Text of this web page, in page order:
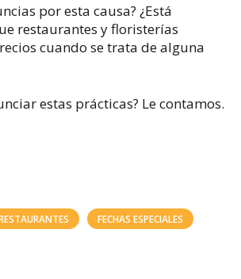
por esta causa? ¿Está
restaurantes y floristerías
cuando se trata de alguna
estas prácticas? Le contamos.
FECHAS ESPECIALES